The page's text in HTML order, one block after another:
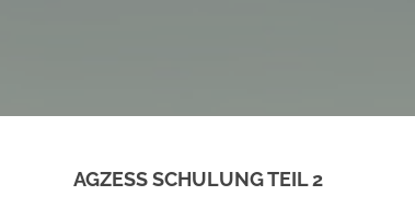
AGZESS SCHULUNG TEIL 2